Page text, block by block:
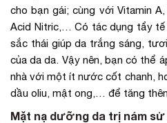
cho bạn gái; cùng với Vitamin
Acid Nitric,… Có tác dụng tẩy tế
sắc thái giúp da trắng sáng,
của da da. Vậy nên, bạn có thể
nhà với một ít nước cốt chanh,
dầu oliu, mật ong,… để tăng
Mặt nạ dưỡng da trị nám sử